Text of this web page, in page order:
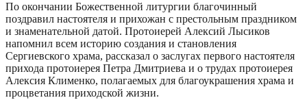
По окончании Божественной литургии благочинный
поздравил настоятеля и прихожан с престольным праздником
и знаменательной датой. Протоиерей Алексий Лысиков
напомнил всем историю создания и становления
Сергиевского храма, рассказал о заслугах первого настоятеля
прихода протоиерея Петра Дмитриева и о трудах протоиерея
Алексия Клименко, полагаемых для благоукрашения храма и
процветания приходской жизни.